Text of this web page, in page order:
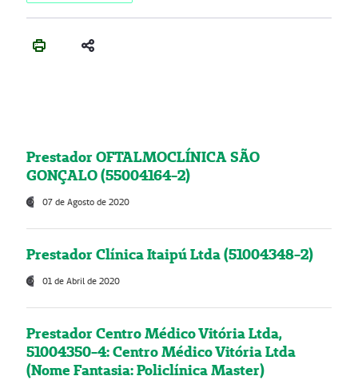
Prestador OFTALMOCLÍNICA SÃO
GONÇALO (55004164-2)
07 de Agosto de 2020
Prestador Clínica Itaipú Ltda (51004348-2)
01 de Abril de 2020
Prestador Centro Médico Vitória Ltda,
51004350-4: Centro Médico Vitória Ltda
(Nome Fantasia: Policlínica Master)